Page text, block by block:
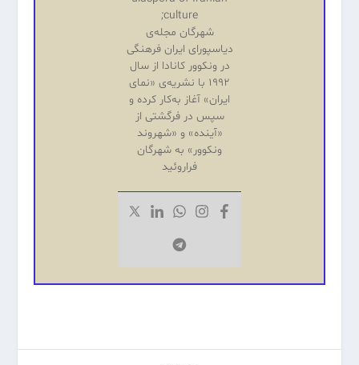
culture;
شهرگان مجله‌ی
دیاسپورای ایران فرهنگی
در ونکوور کانادا از سال
۱۹۹۲ با نشریه‌‌ی «نمای
ایران» آغاز به‌کار کرده و
سپس در فرگشتی از
«آینده‌» و «شهروند
ونکوور» به شهرگان
فراروئید